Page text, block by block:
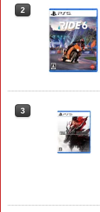
2
3